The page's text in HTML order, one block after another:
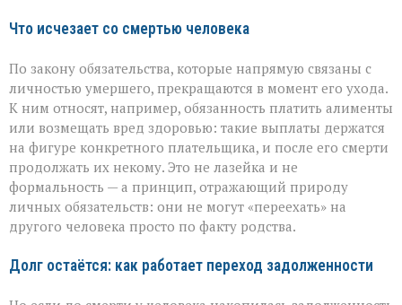
Что исчезает со смертью человека
По закону обязательства, которые напрямую связаны с
личностью умершего, прекращаются в момент его ухода.
К ним относят, например, обязанность платить алименты
или возмещать вред здоровью: такие выплаты держатся
на фигуре конкретного плательщика, и после его смерти
продолжать их некому. Это не лазейка и не
формальность — а принцип, отражающий природу
личных обязательств: они не могут «переехать» на
другого человека просто по факту родства.
Долг остаётся: как работает переход задолженности